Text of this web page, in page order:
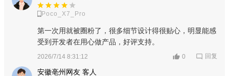
Poco_X7_Pro
第一次用就被圈粉了，很多细节设计得很贴心，明显能感
受到开发者在用心做产品，好评支持。
2026/7/14 8:31:12 0 回复
安徽亳州网友 客人